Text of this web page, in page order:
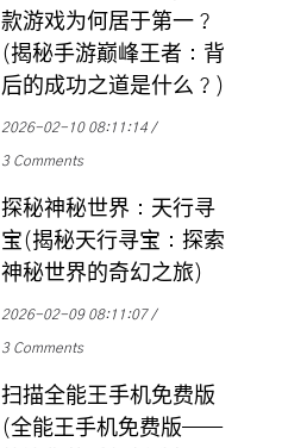
款游戏为何居于第一？
(揭秘手游巅峰王者：背
后的成功之道是什么？)
2026-02-10 08:11:14
3 Comments
探秘神秘世界：天行寻
宝(揭秘天行寻宝：探索
神秘世界的奇幻之旅)
2026-02-09 08:11:07
3 Comments
扫描全能王手机免费版
(全能王手机免费版——